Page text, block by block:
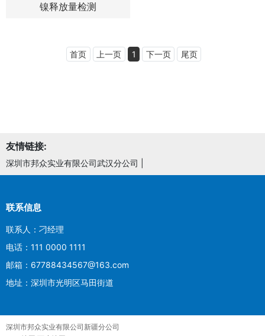
镍释放量检测
首页 上一页 1 下一页 尾页
友情链接:
深圳市邦众实业有限公司武汉分公司
联系信息
联系人：刁经理
电话：111 0000 1111
邮箱：67788434567@163.com
地址：深圳市光明区马田街道
深圳市邦众实业有限公司新疆分公司